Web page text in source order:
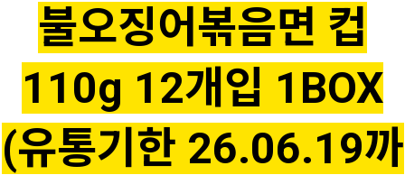
불오징어 볶음면 컵
110g 12개입 1BOX
(유통기한 26.06.19까